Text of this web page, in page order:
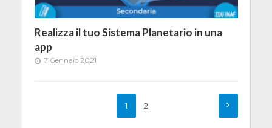
Realizza il tuo Sistema Planetario in una
app
7 Gennaio 2021
1 2